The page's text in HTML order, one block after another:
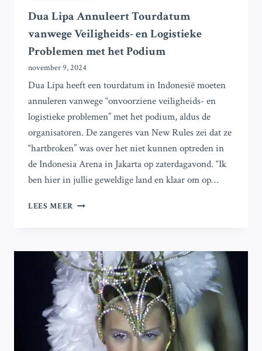
Dua Lipa Annuleert Tourdatum
vanwege Veiligheids- en Logistieke
Problemen met het Podium
november 9, 2024
Dua Lipa heeft een tourdatum in Indonesië moeten
annuleren vanwege “onvoorziene veiligheids- en
logistieke problemen” met het podium, aldus de
organisatoren. De zangeres van New Rules zei dat ze
“hartbroken” was over het niet kunnen optreden in
de Indonesia Arena in Jakarta op zaterdagavond. “Ik
ben hier in jullie geweldige land en klaar om op…
LEES MEER DUA
VANWEGE
VEILIGHEIDS-
EN
LOGISTIEKE
PROBLEMEN
MET
HET
PODIUM